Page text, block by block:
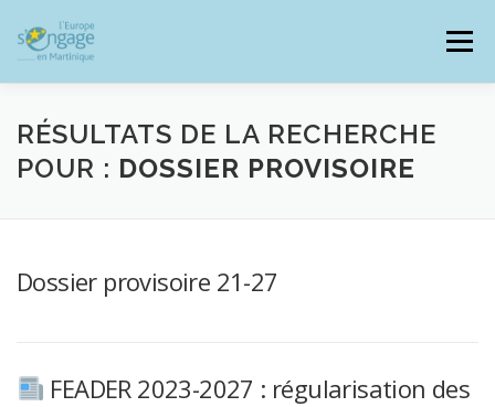
contenu
Menu
JE SUIS BÉNÉFICIAIRE
RESSOURCES DOCUMENTAIRES
RÉSULTATS DE LA RECHERCHE
POUR : DOSSIER PROVISOIRE
Dossier provisoire 21-27
FEADER 2023-2027 : régularisation des